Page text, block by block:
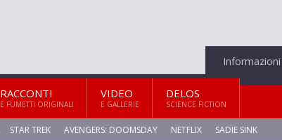
Informazioni
RACCONTI
E FUMETTI ORIGINALI
VIDEO
E GALLERIE
DELOS
SCIENCE FICTION
STAR TREK AVENGERS: DOOMSDAY NETFLIX SADIE SINK